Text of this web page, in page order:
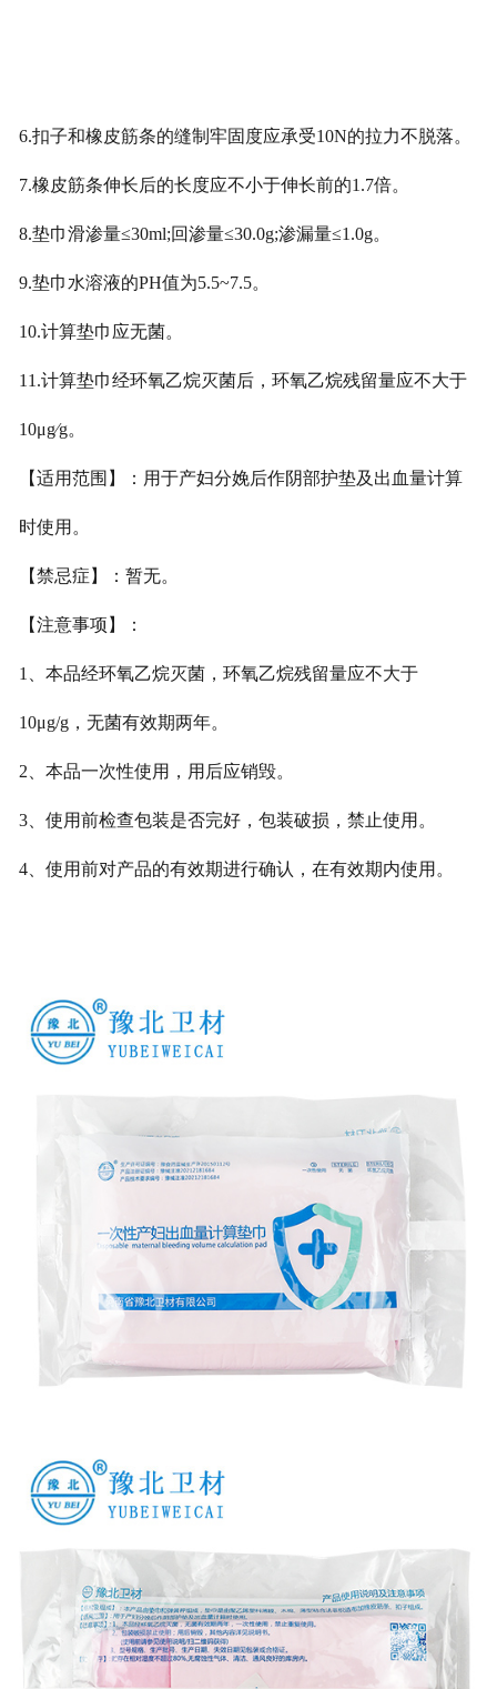
6.扣子和橡皮筋条的缝制牢固度应承受10N的拉力不脱落。
7.橡皮筋条伸长后的长度应不小于伸长前的1.7倍。
8.垫巾滑渗量≤30ml;回渗量≤30.0g;渗漏量≤1.0g。
9.垫巾水溶液的PH值为5.5~7.5。
10.计算垫巾应无菌。
11.计算垫巾经环氧乙烷灭菌后，环氧乙烷残留量应不大于
10μg∕g。
【适用范围】：用于产妇分娩后作阴部护垫及出血量计算
时使用。
【禁忌症】：暂无。
【注意事项】：
1、本品经环氧乙烷灭菌，环氧乙烷残留量应不大于
10μg/g，无菌有效期两年。
2、本品一次性使用，用后应销毁。
3、使用前检查包装是否完好，包装破损，禁止使用。
4、使用前对产品的有效期进行确认，在有效期内使用。